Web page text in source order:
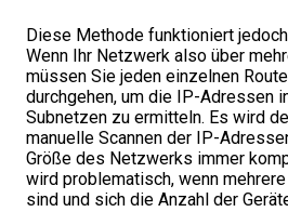
Diese Methode funktioniert
Wenn Ihr Netzwerk also über
müssen Sie jeden einzelnen
durchgehen, um die IP-Adressen
Subnetzen zu ermitteln. Es wird
manuelle Scannen der IP-
Größe des Netzwerks immer
wird problematisch, wenn
sind und sich die Anzahl der